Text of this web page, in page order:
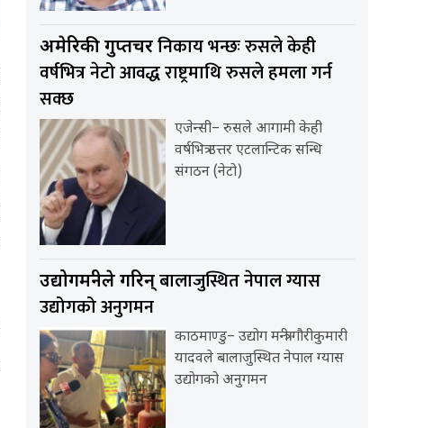
अमेरिकी गुप्तचरनिकाय भन्छः रुसले केही
वर्षभित्र नेटो आवद्ध राष्ट्रमाथि रुसले हमला गर्न
सक्छ
एजेन्सी– रुसले आगामी केही
वर्षभित्र उत्तर एटलान्टिक सन्धि
संगठन (नेटो)
उद्योगमन्त्रीले गरिन्बालाजुस्थित नेपाल ग्यास
उद्योगको अनुगमन
काठमाण्डु– उद्योग मन्त्री गौरीकुमारी
यादवले बालाजुस्थित नेपाल ग्यास
उद्योगको अनुगमन